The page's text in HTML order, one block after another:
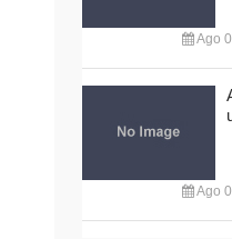
Ago
Ago